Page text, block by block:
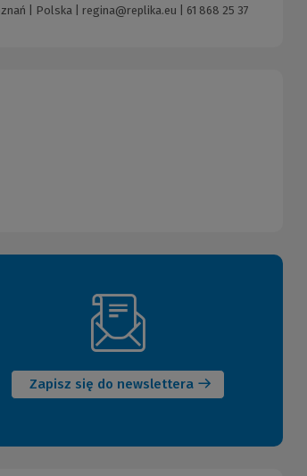
| Polska | regina@replika.eu 61 868 25 37
Zapisz się do newslettera
okno)